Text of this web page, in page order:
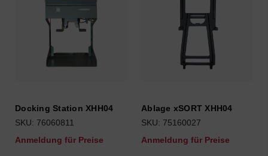
Docking Station XHH04
SKU: 76060811
Anmeldung für Preise
Ablage xSORT XHH04
SKU: 75160027
Anmeldung für Preise